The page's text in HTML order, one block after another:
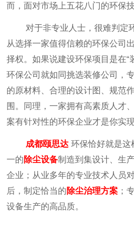
而 ，面对市场上五花八门的环保
对于非专业人士， 很难判定
从选择一家值得信赖的环保公司
择权。如果说建设环保项目是在“
环保公司就如同挑选装修公司，
的原材料、合理的设计图、规范
围。同理，一家拥有高素质人才
案有针对性的环保企业才是你实
成都颐思达 环保恰好就是这
一的除尘设备制造到集设计、生
企业；从业多年的专业技术人员
后，制定恰当的除尘治理方案 ；
设备生产的高品质。